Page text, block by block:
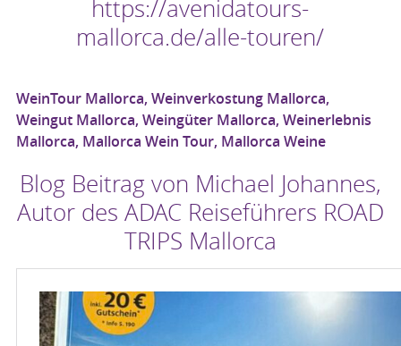
https://avenidatours-
mallorca.de/alle-touren/
WeinTour Mallorca, Weinverkostung Mallorca,
Weingut Mallorca, Weingüter Mallorca, Weinerlebnis
Mallorca, Mallorca Wein Tour, Mallorca Weine
Blog Beitrag von Michael Johannes,
Autor des ADAC Reiseführers ROAD
TRIPS Mallorca